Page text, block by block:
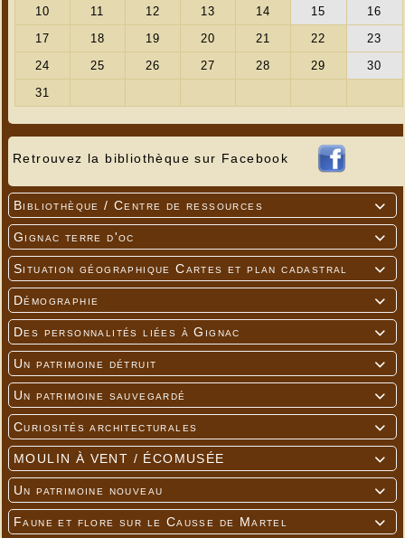
Retrouvez la bibliothèque sur Facebook

Bibliothèque / Centre de ressources

Gignac terre d'oc

Situation géographique Cartes et plan cadastral

Démographie

Des personnalités liées à Gignac

Un patrimoine détruit

Un patrimoine sauvegardé

Curiosités architecturales

MOULIN À VENT / ÉCOMUSÉE

Un patrimoine nouveau

Faune et flore sur le Causse de Martel
---